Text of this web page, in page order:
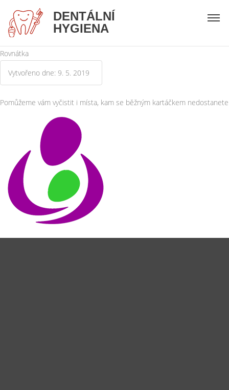
DENTÁLNÍ
HYGIENA
Rovnátka
Vytvořeno dne: 9. 5. 2019
Pomůžeme vám vyčistit i místa, kam se běžným kartáčkem nedostanete